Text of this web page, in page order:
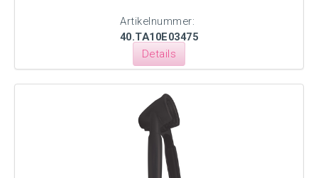
Artikelnummer:
40.TA10E03475
Details